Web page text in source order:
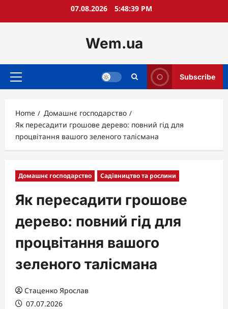
07.08.2026 5:48:41 PM
Wem.ua
Primary
Subscribe
Home
Домашнє господарство
Як пересадити грошове дерево: повний гід для
процвітання вашого зеленого талісмана
Домашнє господарство Садівництво та рослини
Як пересадити грошове
дерево: повний гід для
процвітання вашого
зеленого талісмана
Стаценко Ярослав
07.07.2026